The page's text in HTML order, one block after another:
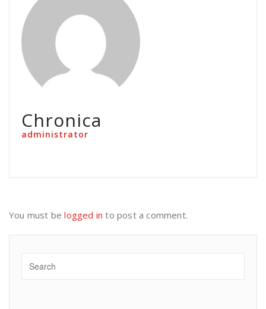
Chronica
administrator
You must belogged in to post a comment.